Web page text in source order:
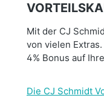
Mit der CJ
von vielen
4% Bonus auf
Die CJ Schmidt